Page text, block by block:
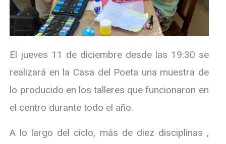
El jueves 11 de diciembre desde las 19:30 se
realizará en la Casa del Poeta una muestra de
lo producido en los talleres que funcionaron en
el centro durante todo el año.
A lo largo del ciclo, más de diez disciplinas ,